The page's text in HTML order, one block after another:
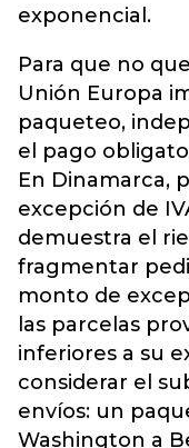
exponencial.
Para que no
Unión Europa
paqueteo,
el pago
En Dinamarca,
excepción de
demuestra el
fragmentar
monto de
las parcelas
inferiores a su
considerar el
envíos: un
Washington a